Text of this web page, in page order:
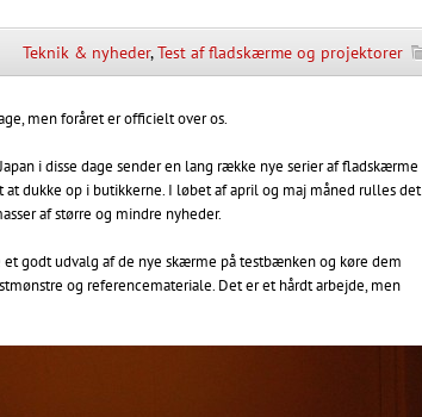
Teknik & nyheder,Test af fladskærme og projektorer
men foråret er officielt over os.
i disse dage sender en lang række nye serier af fladskærme
dukke op i butikkerne. I løbet af april og maj måned rulles det
af større og mindre nyheder.
godt udvalg af de nye skærme på testbænken og køre dem
og referencemateriale. Det er et hårdt arbejde, men